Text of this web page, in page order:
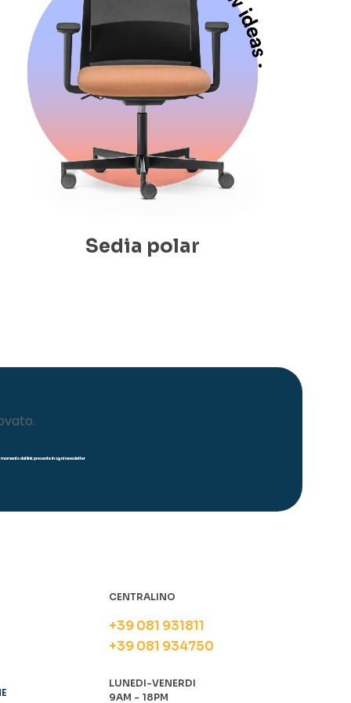
Sedia polar
dal link presente in ogni newsletter
CENTRALINO
+39 081 931811
+39 081 934750
LUNEDI-VENERDI
9AM - 18PM